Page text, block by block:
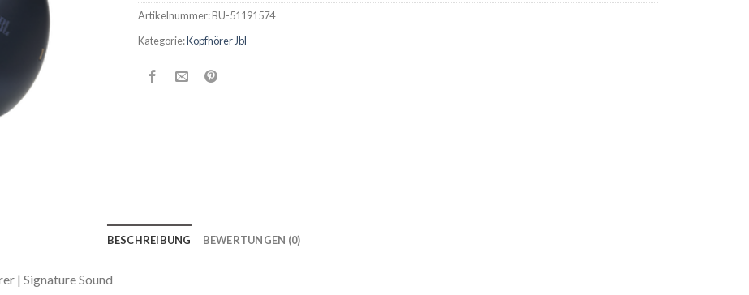
Artikelnummer:BU-51191574
Kategorie:Kopfhörer Jbl
BESCHREIBUNG BEWERTUNGEN (0)
| Signature Sound